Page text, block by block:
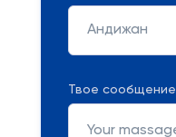
Андижан
Твое сообщение